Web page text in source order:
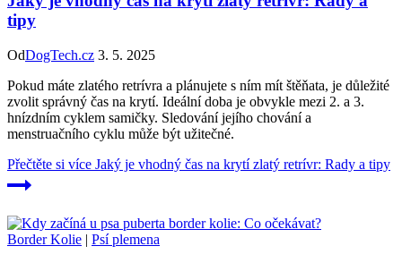
tipy
OdDogTech.cz 3. 5. 2025
Pokud máte zlatého retrívra a plánujete s ním mít štěňata, je důležité
zvolit správný čas na krytí. Ideální doba je obvykle mezi 2. a 3.
hnízdním cyklem samičky. Sledování jejího chování a
menstruačního cyklu může být užitečné.
Přečtěte si více Jaký je vhodný čas na krytí zlatý retrívr: Rady a tipy
Border Kolie | Psí plemena